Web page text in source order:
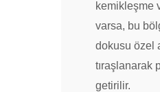
kemikleşme
varsa, bu
dokusu özel
tıraşlanarak
getirilir.